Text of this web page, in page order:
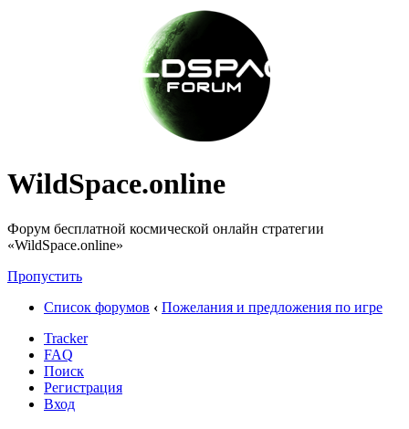
WildSpace.online
Форум бесплатной космической онлайн стратегии
«WildSpace.online»
Пропустить
Список форумов ‹ Пожелания и предложения по игре
Tracker
FAQ
Поиск
Регистрация
Вход